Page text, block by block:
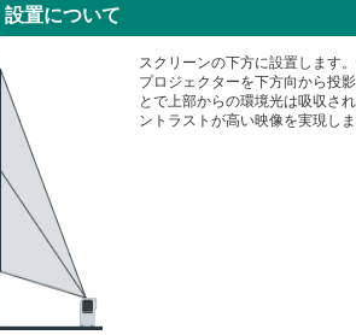
設置について
スクリーンの下方に設置します
プロジェクターを下方向から投
とで上部からの環境光は吸収さ
ントラストが高い映像を実現しま